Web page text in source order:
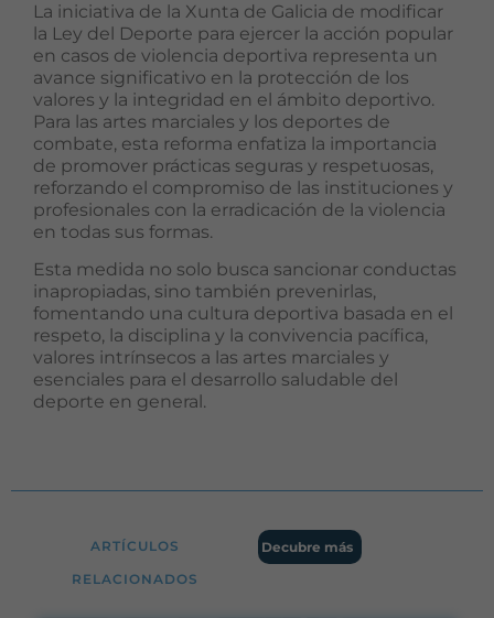
La iniciativa de la Xunta de Galicia de modificar
la Ley del Deporte para ejercer la acción popular
en casos de violencia deportiva representa un
avance significativo en la protección de los
valores y la integridad en el ámbito deportivo.
Para las artes marciales y los deportes de
combate, esta reforma enfatiza la importancia
de promover prácticas seguras y respetuosas,
reforzando el compromiso de las instituciones y
profesionales con la erradicación de la violencia
en todas sus formas.
Esta medida no solo busca sancionar conductas
inapropiadas, sino también prevenirlas,
fomentando una cultura deportiva basada en el
respeto, la disciplina y la convivencia pacífica,
valores intrínsecos a las artes marciales y
esenciales para el desarrollo saludable del
deporte en general.
ARTÍCULOS
RELACIONADOS
Decubre más
Necesarias
Estas
cookies no
para que
web.